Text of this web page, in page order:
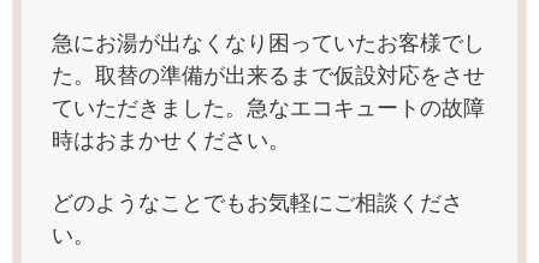
急にお湯が出なくなり困っていたお客様でし
た。取替の準備が出来るまで仮設対応をさせ
ていただきました。急なエコキュートの故障
時はおまかせください。
どのようなことでもお気軽にご相談くださ
い。